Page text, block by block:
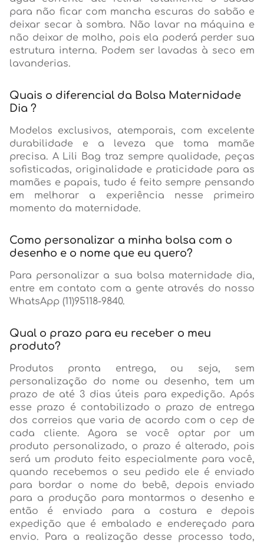
para não ficar com mancha escuras do sabão e
deixar secar à sombra. Não lavar na máquina e
não deixar de molho, pois ela poderá perder sua
estrutura interna. Podem ser lavadas à seco em
lavanderias.
Quais o diferencial da Bolsa Maternidade
Dia ?
Modelos exclusivos, atemporais, com excelente
durabilidade e a leveza que toma mamãe
precisa. A Lili Bag traz sempre qualidade, peças
sofisticadas, originalidade e praticidade para as
mamães e papais, tudo é feito sempre pensando
em melhorar a experiência nesse primeiro
momento da maternidade.
Como personalizar a minha bolsa com o
desenho e o nome que eu quero?
Para personalizar a sua bolsa maternidade dia,
entre em contato com a gente através do nosso
WhatsApp (11)95118-9840.
Qual o prazo para eu receber o meu
produto?
Produtos pronta entrega, ou seja, sem
personalização do nome ou desenho, tem um
prazo de até 3 dias úteis para expedição. Após
esse prazo é contabilizado o prazo de entrega
dos correios que varia de acordo com o cep de
cada cliente. Agora se você optar por um
produto personalizado, o prazo é alterado, pois
será um produto feito especialmente para você,
quando recebemos o seu pedido ele é enviado
para bordar o nome do bebê, depois enviado
para a produção para montarmos o desenho e
então é enviado para a costura e depois
expedição que é embalado e endereçado para
envio. Para a realização desse processo todo,